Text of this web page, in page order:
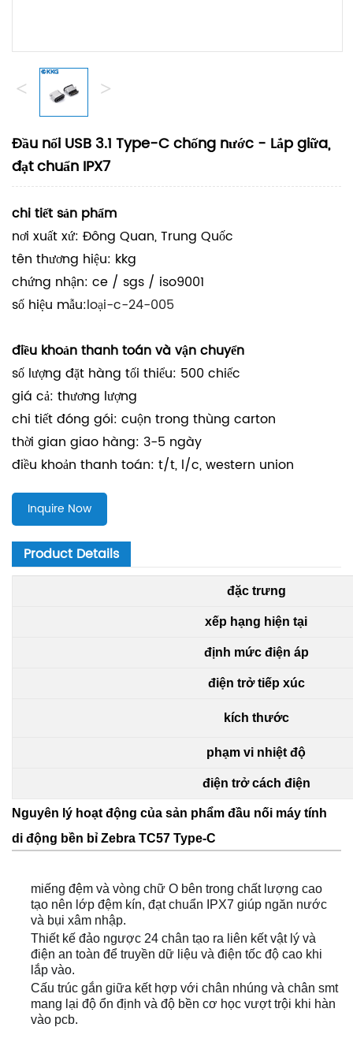
< >
Đầu nối USB 3.1 Type-C chống nước - Lắp giữa,
đạt chuẩn IPX7
chi tiết sản phẩm
nơi xuất xứ: Đông Quan, Trung Quốc
tên thương hiệu: kkg
chứng nhận: ce / sgs / iso9001
số hiệu mẫu:loại-c-24-005
điều khoản thanh toán và vận chuyển
số lượng đặt hàng tối thiểu: 500 chiếc
giá cả: thương lượng
chi tiết đóng gói: cuộn trong thùng carton
thời gian giao hàng: 3-5 ngày
điều khoản thanh toán: t/t, l/c, western union
Inquire Now
Product Details
đặc trưng
xếp hạng hiện tại
định mức điện áp
điện trở tiếp xúc
kích thước
phạm vi nhiệt độ
điện trở cách điện
Nguyên lý hoạt động của sản phẩm đầu nối máy tính
di động bền bỉ Zebra TC57 Type-C
miếng đệm và vòng chữ O bên trong chất lượng cao
tạo nên lớp đệm kín, đạt chuẩn IPX7 giúp ngăn nước
và bụi xâm nhập.
Thiết kế đảo ngược 24 chân tạo ra liên kết vật lý và
điện an toàn để truyền dữ liệu và điện tốc độ cao khi
lắp vào.
Cấu trúc gắn giữa kết hợp với chân nhúng và chân smt
mang lại độ ổn định và độ bền cơ học vượt trội khi hàn
vào pcb.